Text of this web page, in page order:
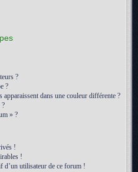
?
?
dans une couleur différente ?
?
» ?
!
!
d’un utilisateur de ce forum !